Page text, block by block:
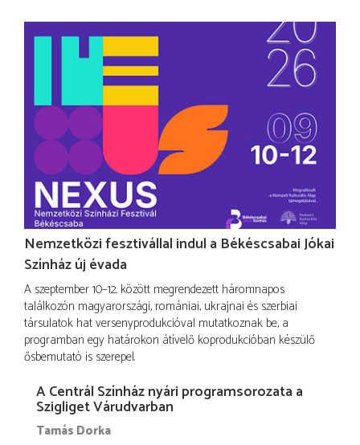
Nemzetközi fesztivállal indul a Békéscsabai Jókai
Színház új évada
A szeptember 10–12. között megrendezett háromnapos
találkozón magyarországi, romániai, ukrajnai és szerbiai
társulatok hat versenyprodukcióval mutatkoznak be, a
programban egy határokon átívelő koprodukcióban készülő
ősbemutató is szerepel.
A Centrál Színház nyári programsorozata a
Szigliget Várudvarban
Tamás Dorka